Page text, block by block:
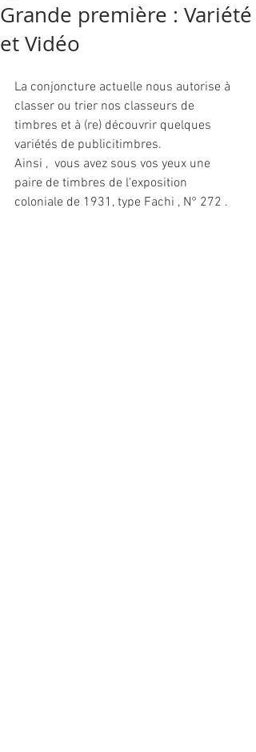
Grande première : Variété
et Vidéo
La conjoncture actuelle nous autorise à
classer ou trier nos classeurs de
timbres et à (re) découvrir quelques
variétés de publicitimbres.
Ainsi ,  vous avez sous vos yeux une
paire de timbres de l'exposition
coloniale de 1931, type Fachi , N° 272 .